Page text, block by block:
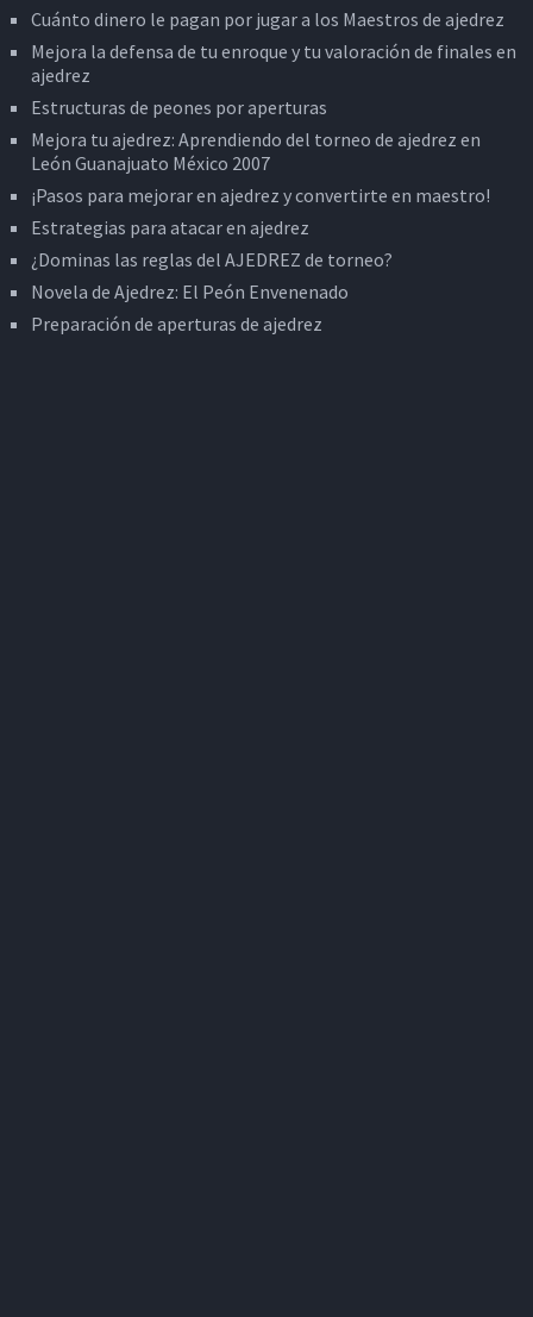
Cuánto dinero le pagan por jugar a los Maestros de ajedrez
Mejora la defensa de tu enroque y tu valoración de finales en
ajedrez
Estructuras de peones por aperturas
Mejora tu ajedrez: Aprendiendo del torneo de ajedrez en
León Guanajuato México 2007
¡Pasos para mejorar en ajedrez y convertirte en maestro!
Estrategias para atacar en ajedrez
¿Dominas las reglas del AJEDREZ de torneo?
Novela de Ajedrez: El Peón Envenenado
Preparación de aperturas de ajedrez